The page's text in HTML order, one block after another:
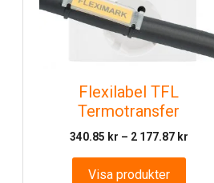
Flexilabel TFL
Termotransfer
340.85 kr – 2 177.87 kr
Visa produkter